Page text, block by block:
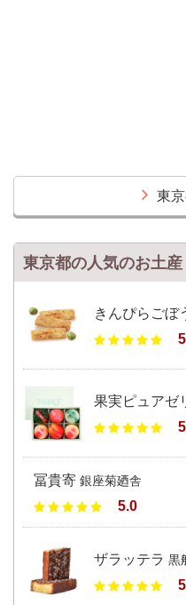
東
東京都の人気のお土産
きんぴらごぼ
果実ピュアゼ
冨貴寄 銀座菊廼舎
5.0
ザラッテラ 黒